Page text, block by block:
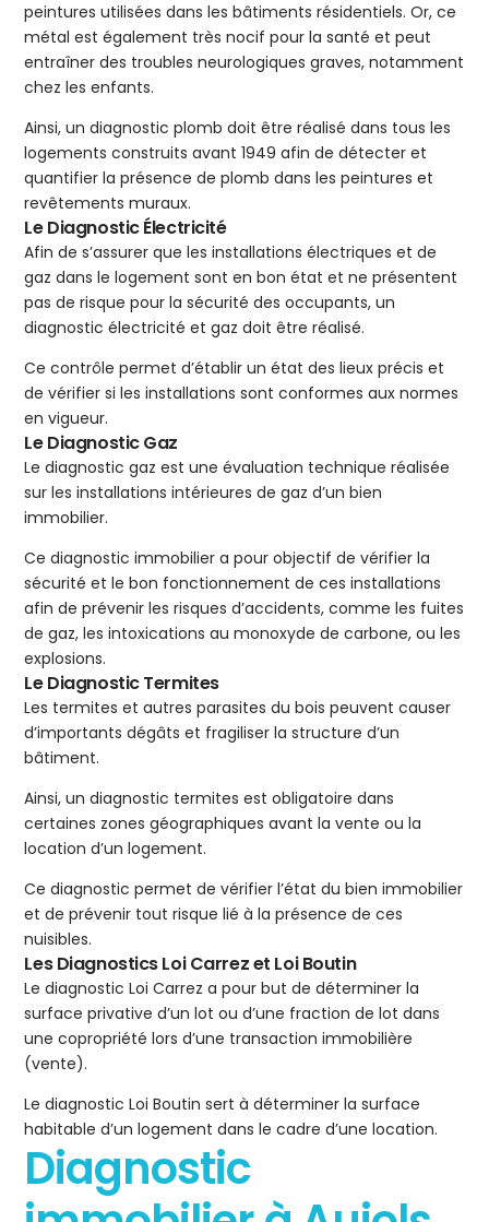
peintures utilisées dans les bâtiments résidentiels. Or, ce
métal est également très nocif pour la santé et peut
entraîner des troubles neurologiques graves, notamment
chez les enfants.
Ainsi, un diagnostic plomb doit être réalisé dans tous les
logements construits avant 1949 afin de détecter et
quantifier la présence de plomb dans les peintures et
revêtements muraux.
Le Diagnostic Électricité
Afin de s’assurer que les installations électriques et de
gaz dans le logement sont en bon état et ne présentent
pas de risque pour la sécurité des occupants, un
diagnostic électricité et gaz doit être réalisé.
Ce contrôle permet d’établir un état des lieux précis et
de vérifier si les installations sont conformes aux normes
en vigueur.
Le Diagnostic Gaz
Le diagnostic gaz est une évaluation technique réalisée
sur les installations intérieures de gaz d’un bien
immobilier.
Ce diagnostic immobilier a pour objectif de vérifier la
sécurité et le bon fonctionnement de ces installations
afin de prévenir les risques d’accidents, comme les fuites
de gaz, les intoxications au monoxyde de carbone, ou les
explosions.
Le Diagnostic Termites
Les termites et autres parasites du bois peuvent causer
d’importants dégâts et fragiliser la structure d’un
bâtiment.
Ainsi, un diagnostic termites est obligatoire dans
certaines zones géographiques avant la vente ou la
location d’un logement.
Ce diagnostic permet de vérifier l’état du bien immobilier
et de prévenir tout risque lié à la présence de ces
nuisibles.
Les Diagnostics Loi Carrez et Loi Boutin
Le diagnostic Loi Carrez a pour but de déterminer la
surface privative d’un lot ou d’une fraction de lot dans
une copropriété lors d’une transaction immobilière
(vente).
Le diagnostic Loi Boutin sert à déterminer la surface
habitable d’un logement dans le cadre d’une location.
Diagnostic